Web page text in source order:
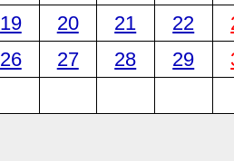
19 20 21 22
26 27 28 29